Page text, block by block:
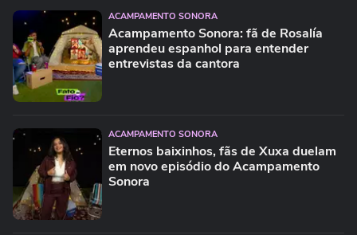
ACAMPAMENTO SONORA
Acampamento Sonora: fã de Rosalía
aprendeu espanhol para entender
entrevistas da cantora
ACAMPAMENTO SONORA
Eternos baixinhos, fãs de Xuxa duelam
em novo episódio do Acampamento
Sonora